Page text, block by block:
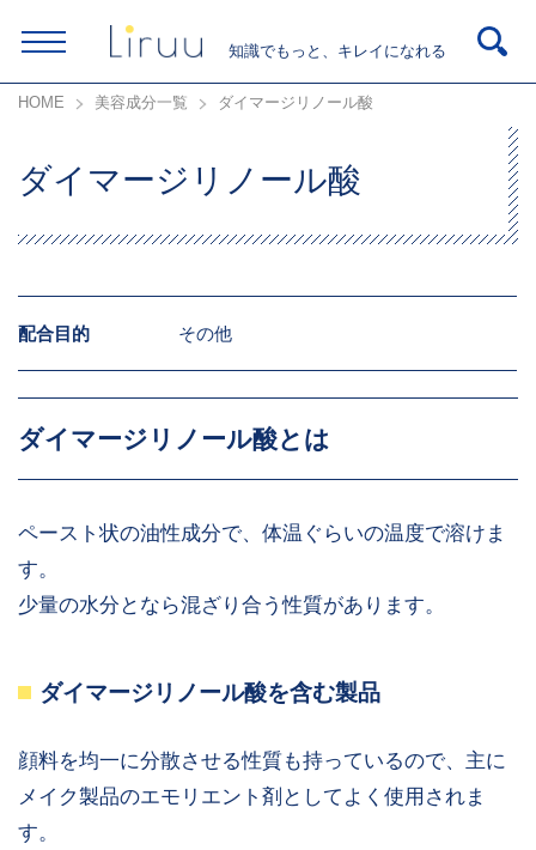
知識でもっと、キレイになれる
HOME 美容成分一覧 ダイマージリノール酸
ダイマージリノール酸
配合目的 その他
ダイマージリノール酸とは
ペースト状の油性成分で、体温ぐらいの温度で溶けま
す。
少量の水分となら混ざり合う性質があります。
ダイマージリノール酸を含む製品
顔料を均一に分散させる性質も持っているので、主に
メイク製品のエモリエント剤としてよく使用されま
す。